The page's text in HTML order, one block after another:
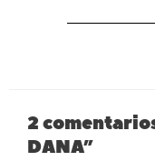
2
DANA”